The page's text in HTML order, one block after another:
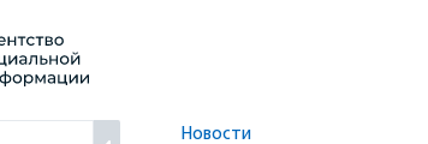
Новости